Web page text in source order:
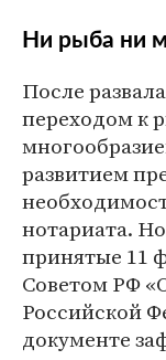
Ни рыба ни
После
переходом к
развитием
нотариата.
принятые 11
Советом РФ
Российской
документе